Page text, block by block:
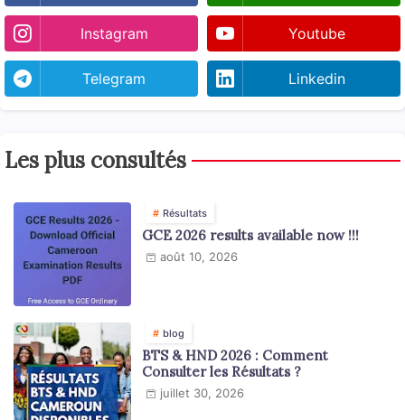
Instagram Youtube
Telegram Linkedin
Les plus consultés
Résultats
GCE 2026 results available now !!!
août 10, 2026
blog
BTS & HND 2026 : Comment
Consulter les Résultats ?
juillet 30, 2026